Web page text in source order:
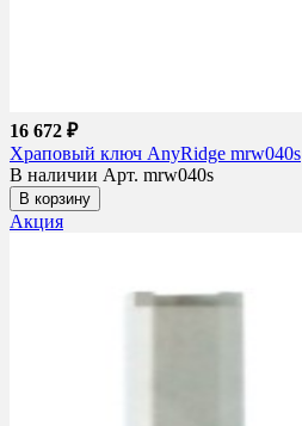
16 672 ₽
Храповый ключ AnyRidge mrw040s
В наличии Арт. mrw040s
В корзину
Акция